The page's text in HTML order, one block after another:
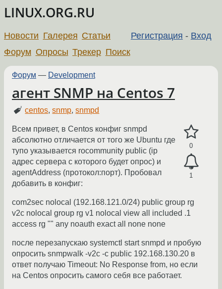
LINUX.ORG.RU
Регистрация - Вход
Новости Галерея Статьи
Форум Опросы Трекер Поиск
Форум — Development
агент SNMP на Centos 7
centos,snmp,snmpd
0
1
Всем привет, в Centos конфиг snmpd
абсолютно отличается от того же Ubuntu где
тупо указывается rocommunity public (ip
адрес сервера с которого будет опрос) и
agentAddress (протокол:порт). Пробовал
добавить в конфиг:
com2sec nolocal (192.168.121.0/24) public group rg
v2c nolocal group rg v1 nolocal view all included .1
access rg "" any noauth exact all none none
после перезапускаю systemctl start snmpd и пробую
опросить snmpwalk -v2c -c public 192.168.130.20 в
ответ получаю Timeout: No Response from, но если
на Centos опросить самого себя все работает.